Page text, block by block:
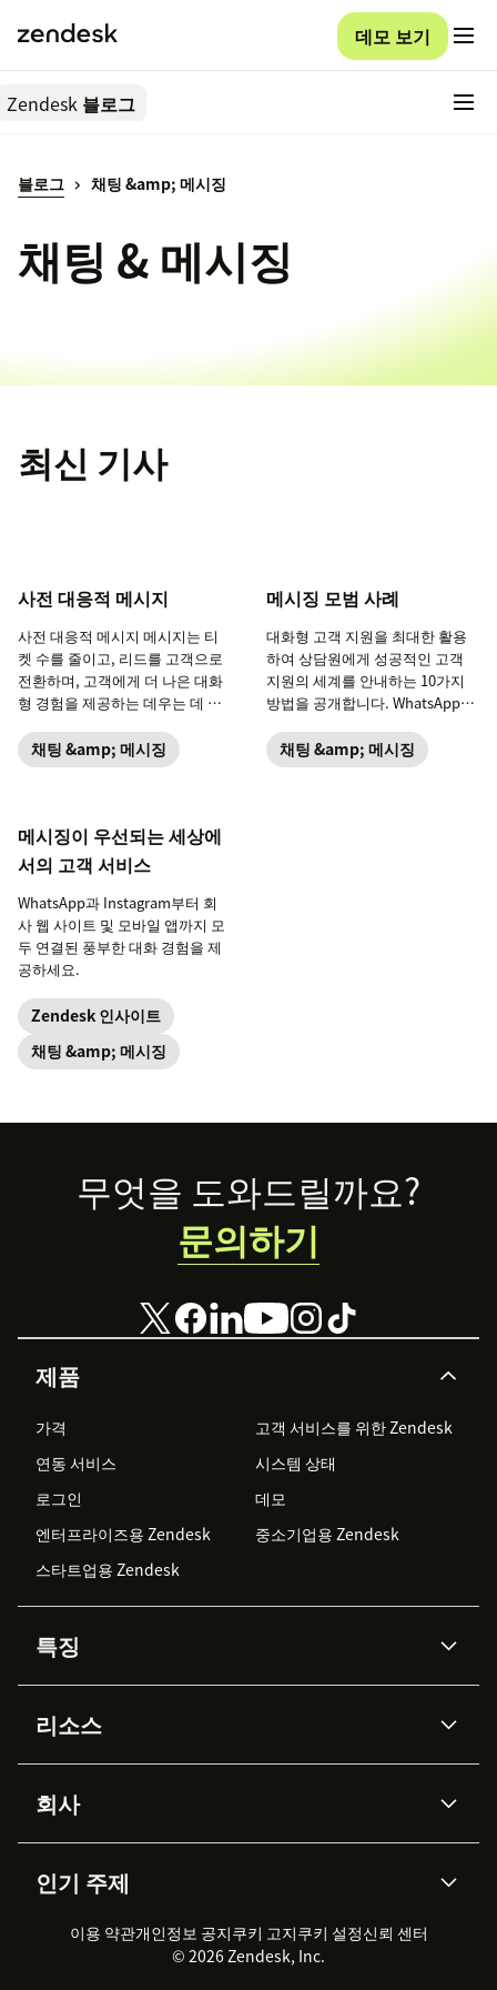
데모 보기
Zendesk 블로그
블로그 채팅 &amp; 메시징
채팅 & 메시징
최신 기사
사전 대응적 메시지
사전 대응적 메시지 메시지는 티
켓 수를 줄이고, 리드를 고객으로
전환하며, 고객에게 더 나은 대화
형 경험을 제공하는 데우는 데 효
채팅 &amp; 메시징
메시징 모범 사례
대화형 고객 지원을 최대한 활용
하여 상담원에게 성공적인 고객
지원의 세계를 안내하는 10가지
방법을 공개합니다. WhatsApp과
적인 봇 배치 및 자동화까지 살펴
보겠습니다.
채팅 &amp; 메시징
메시징이 우선되는 세상에
서의 고객 서비스
WhatsApp과 Instagram부터 회
사 웹 사이트 및 모바일 앱까지 모
두 연결된 풍부한 대화 경험을 제
공하세요.
Zendesk 인사이트
채팅 &amp; 메시징
Footer
제품
가격
고객 서비스를 위한 Zendesk
연동 서비스
시스템 상태
로그인
데모
엔터프라이즈용 Zendesk
중소기업용 Zendesk
스타트업용 Zendesk
특징
Zendesk AI
Advanced Data Privacy &
Protection
지식창고
워크포스 관리
실시간 채팅
클라이언트 포털
리소스
API & 개발자
AI 리서치
이벤트 & 웨비나
고객 사례
회사
채용 정보
지속 가능성 보고서
Zendesk Foundation
법적 정보
인기 주제
2026 CX 트렌드
제품 업데이트
고객 서비스 소프트웨어
헬프 데스크 통합 티켓 관리 소
무엇을 도와드릴까요?
문의하기
이용 약관개인정보 공지쿠키 고지쿠키 설정신뢰 센터
© 2026 Zendesk, Inc.